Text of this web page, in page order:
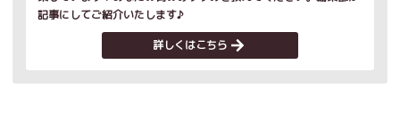
記事にしてご紹介いたします♪
詳しくはこちら